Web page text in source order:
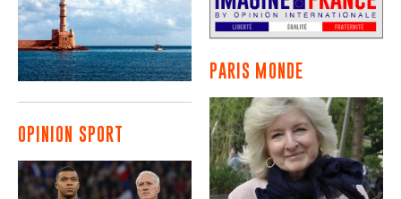
OPINION SPORT
PARIS MONDE